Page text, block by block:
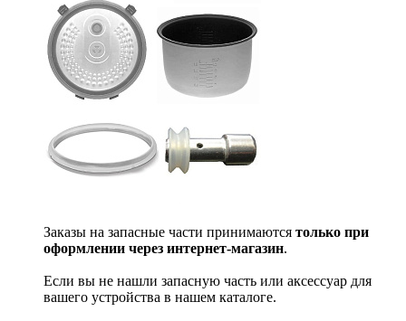
Заказы на запасные части принимаются только при
оформлении через интернет-магазин.
Если вы не нашли запасную часть или аксессуар для
вашего устройства в нашем каталоге.